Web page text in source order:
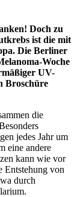
Doch zu
ist die mit
Die Berliner
Woche
UV-
Broschüre
die
jedes Jahr um
eine andere
kann wie vor
Entstehung von
durch